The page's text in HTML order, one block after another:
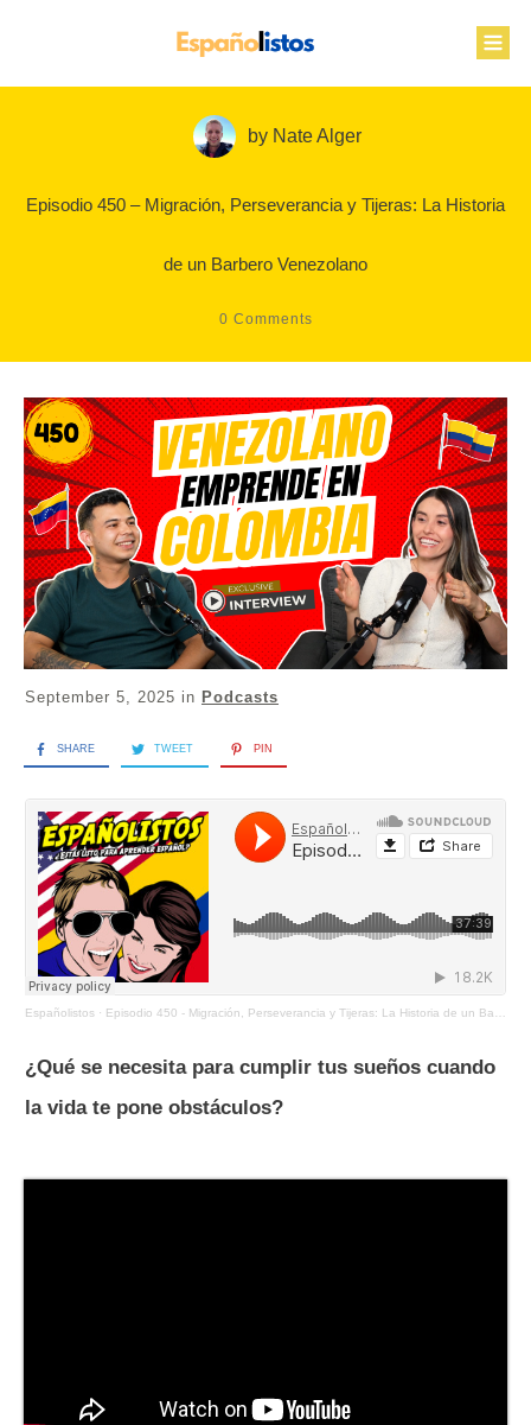
by Nate Alger
Episodio 450 – Migración, Perseverancia y Tijeras: La Historia
de un Barbero Venezolano
0 Comments
September 5, 2025 in Podcasts
SHARE TWEET PIN
Españolistos · Episodio 450 - Migración, Perseverancia y Tijeras: La Historia de un Barbero Venezolano
¿Qué se necesita para cumplir tus sueños cuando
la vida te pone obstáculos?